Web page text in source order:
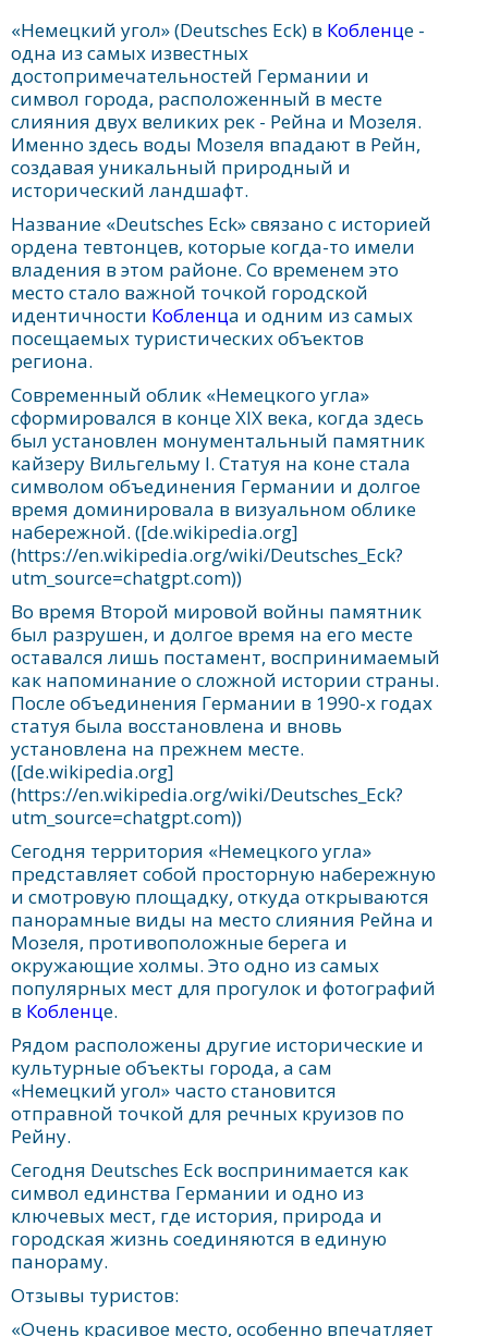
«Немецкий угол» (Deutsches Eck) в Кобленце -
одна из самых известных
достопримечательностей Германии и
символ города, расположенный в месте
слияния двух великих рек - Рейна и Мозеля.
Именно здесь воды Мозеля впадают в Рейн,
создавая уникальный природный и
исторический ландшафт.
Название «Deutsches Eck» связано с историей
ордена тевтонцев, которые когда-то имели
владения в этом районе. Со временем это
место стало важной точкой городской
идентичности Кобленца и одним из самых
посещаемых туристических объектов
региона.
Современный облик «Немецкого угла»
сформировался в конце XIX века, когда здесь
был установлен монументальный памятник
кайзеру Вильгельму I. Статуя на коне стала
символом объединения Германии и долгое
время доминировала в визуальном облике
набережной. ([de.wikipedia.org]
(https://en.wikipedia.org/wiki/Deutsches_Eck?
utm_source=chatgpt.com))
Во время Второй мировой войны памятник
был разрушен, и долгое время на его месте
оставался лишь постамент, воспринимаемый
как напоминание о сложной истории страны.
После объединения Германии в 1990-х годах
статуя была восстановлена и вновь
установлена на прежнем месте.
([de.wikipedia.org]
(https://en.wikipedia.org/wiki/Deutsches_Eck?
utm_source=chatgpt.com))
Сегодня территория «Немецкого угла»
представляет собой просторную набережную
и смотровую площадку, откуда открываются
панорамные виды на место слияния Рейна и
Мозеля, противоположные берега и
окружающие холмы. Это одно из самых
популярных мест для прогулок и фотографий
в Кобленце.
Рядом расположены другие исторические и
культурные объекты города, а сам
«Немецкий угол» часто становится
отправной точкой для речных круизов по
Рейну.
Сегодня Deutsches Eck воспринимается как
символ единства Германии и одно из
ключевых мест, где история, природа и
городская жизнь соединяются в единую
панораму.
Отзывы туристов:
«Очень красивое место, особенно впечатляет